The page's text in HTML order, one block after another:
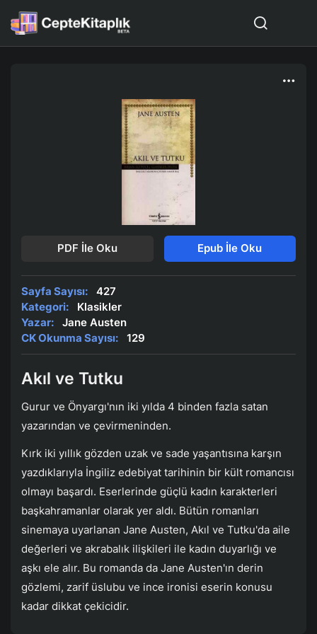
PDF İle Oku Epub İle Oku
Sayfa Sayısı:
427
Kategori:
Klasikler
Yazar:
Jane Austen
CK Okunma Sayısı:
129
Akıl ve Tutku
Gurur ve Önyargı'nın iki yılda 4 binden fazla satan
yazarından ve çevirmeninden.
Kırk iki yıllık gözden uzak ve sade yaşantısına karşın
yazdıklarıyla İngiliz edebiyat tarihinin bir kült romancısı
olmayı başardı. Eserlerinde güçlü kadın karakterleri
başkahramanlar olarak yer aldı. Bütün romanları
sinemaya uyarlanan Jane Austen, Akıl ve Tutku'da aile
değerleri ve akrabalık ilişkileri ile kadın duyarlığı ve
aşkı ele alır. Bu romanda da Jane Austen'ın derin
gözlemi, zarif üslubu ve ince ironisi eserin konusu
kadar dikkat çekicidir.